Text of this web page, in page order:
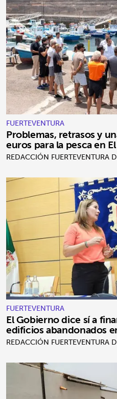
FUERTEVENTURA
Problemas, retrasos y
euros para la pesca en
REDACCIÓN FUERTEVENTURA
FUERTEVENTURA
El Gobierno dice sí a
edificios abandonados
REDACCIÓN FUERTEVENTURA